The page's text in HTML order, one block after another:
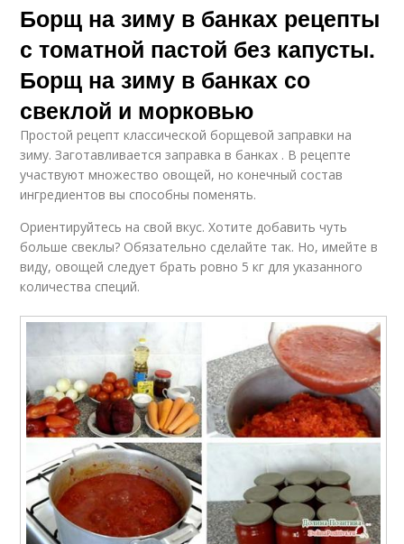
Борщ на зиму в банках рецепты
с томатной пастой без капусты.
Борщ на зиму в банках со
свеклой и морковью
Простой рецепт классической борщевой заправки на
зиму. Заготавливается заправка в банках . В рецепте
участвуют множество овощей, но конечный состав
ингредиентов вы способны поменять.
Ориентируйтесь на свой вкус. Хотите добавить чуть
больше свеклы? Обязательно сделайте так. Но, имейте в
виду, овощей следует брать ровно 5 кг для указанного
количества специй.